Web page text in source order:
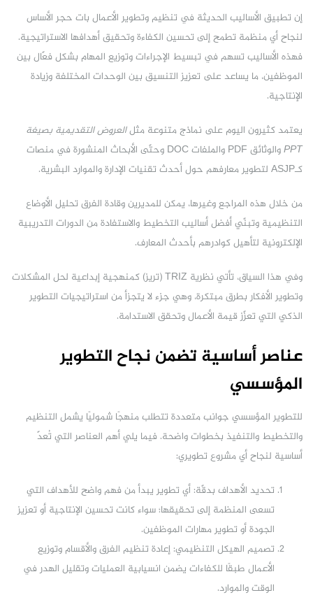
إن تطبيق الأساليب الحديثة في تنظيم وتطوير الأعمال بات حجر الأساس
لنجاح أي منظمة تطمح إلى تحسين الكفاءة وتحقيق أهدافها الاستراتيجية.
فهذه الأساليب تسهم في تبسيط الإجراءات وتوزيع المهام بشكل فعّال بين
الموظفين، ما يساعد على تعزيز التنسيق بين الوحدات المختلفة وزيادة
الإنتاجية.
يعتمد كثيرون اليوم على نماذج متنوعة مثلالعروض التقديمية بصيغة
PPT
والوثائق PDF والملفات DOC وحتّى الأبحاث المنشورة في منصات
كـASJP لتطوير معارفهم حول أحدث تقنيات الإدارة والموارد البشرية.
من خلال هذه المراجع وغيرها، يمكن للمديرين وقادة الفرق تحليل الأوضاع
التنظيمية وتبنّي أفضل أساليب التخطيط والاستفادة من الدورات التدريبية
الإلكترونية لتأهيل كوادرهم بأحدث المعارف.
وفي هذا السياق، تأتي نظرية TRIZ (تريز) كمنهجية إبداعية لحل المشكلات
وتطوير الأفكار بطرق مبتكرة، وهي جزء لا يتجزأ من استراتيجيات التطوير
الذكي التي تعزّز قيمة الأعمال وتحقق الاستدامة.
عناصر أساسية تضمن نجاح التطوير
المؤسسي
للتطوير المؤسسي جوانب متعددة تتطلب منهجًا شموليًا يشمل التنظيم
والتخطيط والتنفيذ بخطوات واضحة. فيما يلي أهم العناصر التي تُعدّ
أساسية لنجاح أي مشروع تطويري:
تحديد الأهداف بدقّة: أي تطوير يبدأ من فهم واضح للأهداف التي
تسعى المنظمة إلى تحقيقها؛ سواء كانت تحسين الإنتاجية أو تعزيز
الجودة أو تطوير مهارات الموظفين.
تصميم الهيكل التنظيمي: إعادة تنظيم الفرق والأقسام وتوزيع
الأعمال طبقًا للكفاءات يضمن انسيابية العمليات وتقليل الهدر في
الوقت والموارد.